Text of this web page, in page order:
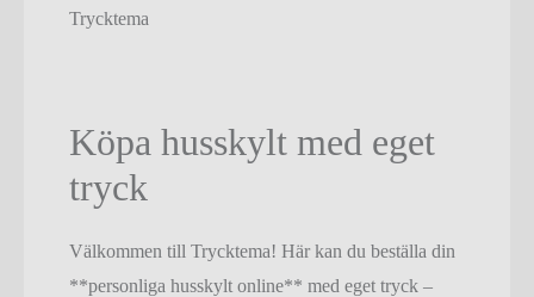
Trycktema
Köpa husskylt med eget
tryck
Välkommen till Trycktema! Här kan du beställa din
**personliga husskylt online** med eget tryck –